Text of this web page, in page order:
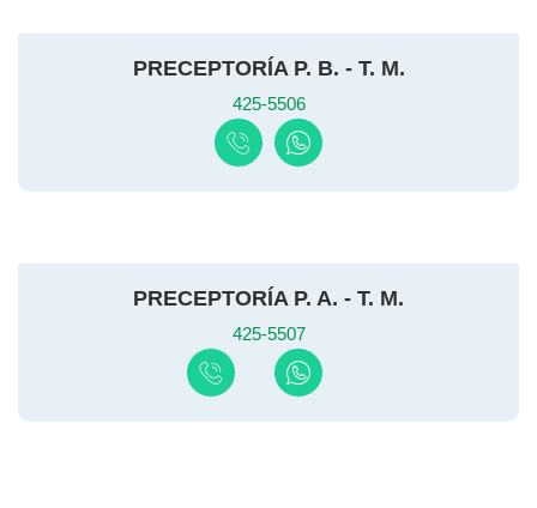
PRECEPTORÍA P. B. - T. M.
425-5506
PRECEPTORÍA P. A. - T. M.
425-5507